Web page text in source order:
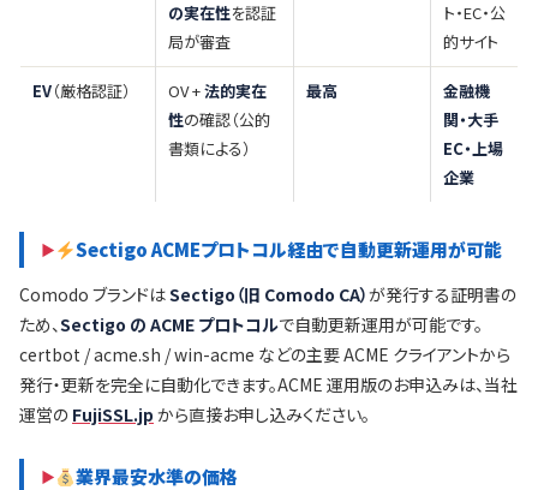
の実在性を認証
局が審査
ト・EC・公
的サイト
EV（厳格認証） OV +法的実在
性の確認（公的
書類による）
最高
金融機
関・大手
EC・上場
企業
Sectigo ACMEプロトコル経由で自動更新運用が可能
Comodo ブランドはSectigo（旧 Comodo CA）が発行する証明書の
ため、Sectigo の ACME プロトコルで自動更新運用が可能です。
certbot / acme.sh / win-acme などの主要 ACME クライアントから
発行・更新を完全に自動化できます。ACME 運用版のお申込みは、当社
運営の FujiSSL.jp から直接お申し込みください。
業界最安水準の価格